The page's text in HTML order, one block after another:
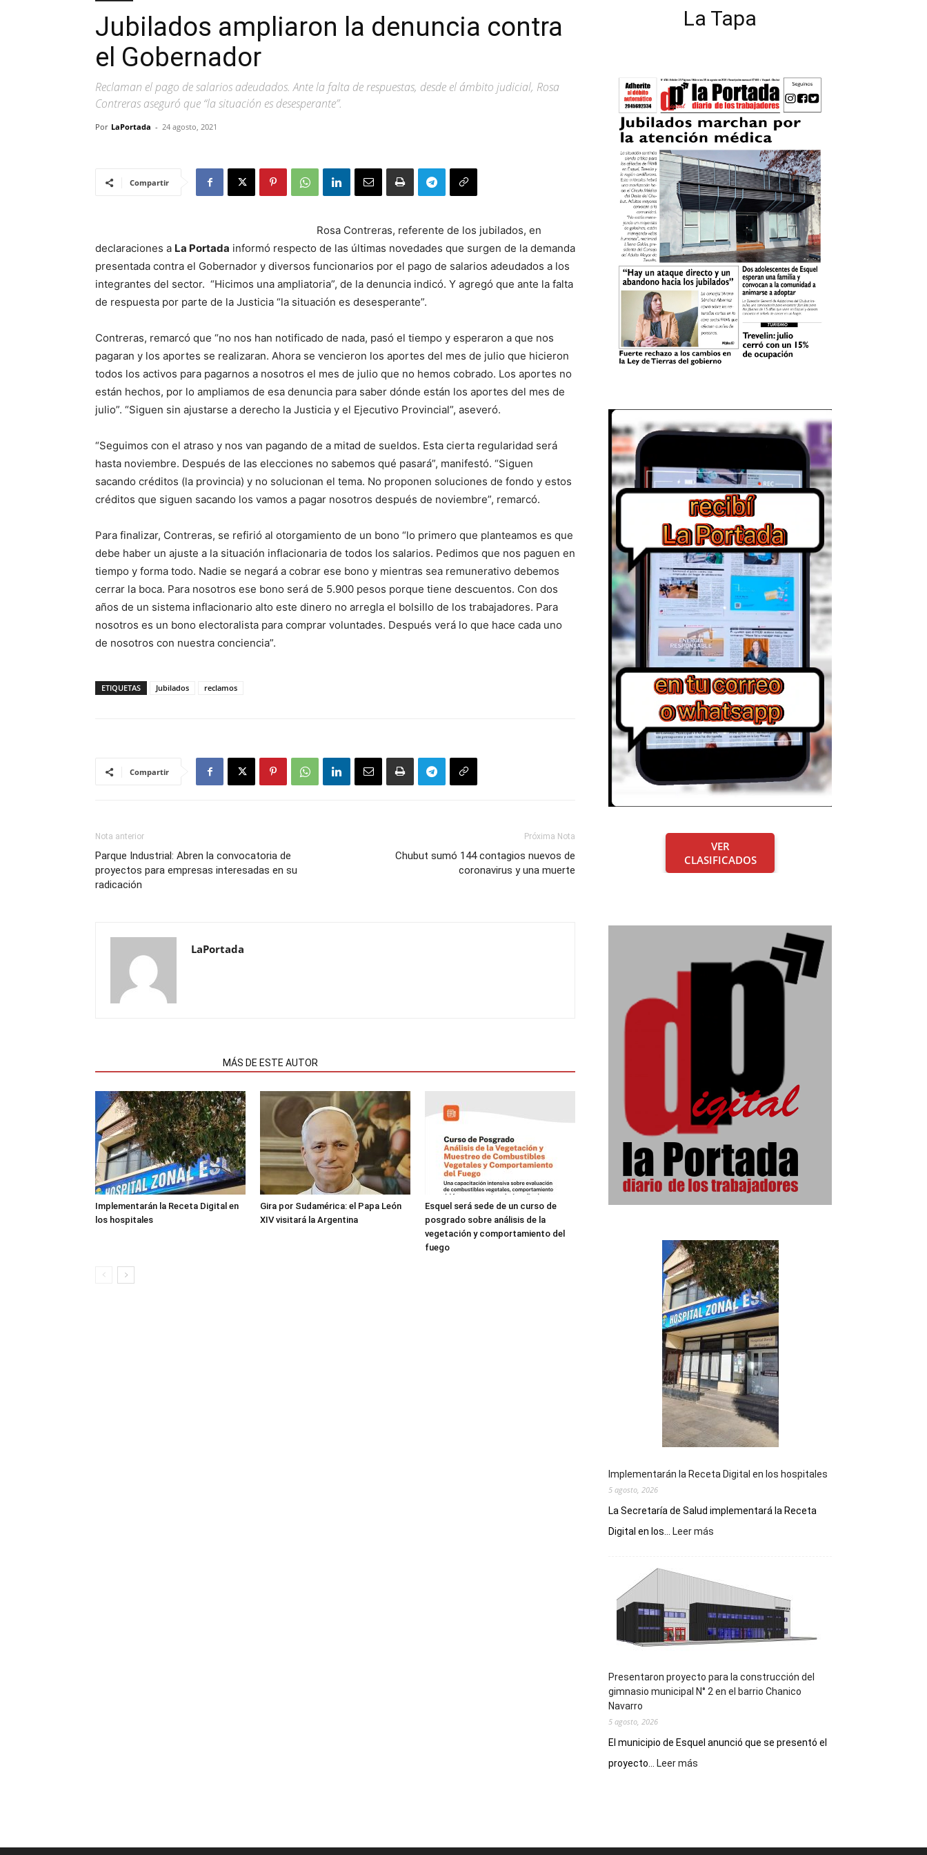
Jubilados ampliaron la denuncia contra
el Gobernador
Reclaman el pago de salarios adeudados. Ante la falta de respuestas, desde el ámbito judicial, Rosa
Contreras aseguró que “la situación es desesperante”.
Por LaPortada - 24 agosto, 2021
Compartir
Rosa Contreras, referente de los jubilados, en
declaraciones a La Portada informó respecto de las últimas novedades que surgen de la demanda
presentada contra el Gobernador y diversos funcionarios por el pago de salarios adeudados a los
integrantes del sector. “Hicimos una ampliatoria”, de la denuncia indicó. Y agregó que ante la falta
de respuesta por parte de la Justicia “la situación es desesperante”.
Contreras, remarcó que “no nos han notificado de nada, pasó el tiempo y esperaron a que nos
pagaran y los aportes se realizaran. Ahora se vencieron los aportes del mes de julio que hicieron
todos los activos para pagarnos a nosotros el mes de julio que no hemos cobrado. Los aportes no
están hechos, por lo ampliamos de esa denuncia para saber dónde están los aportes del mes de
julio”. “Siguen sin ajustarse a derecho la Justicia y el Ejecutivo Provincial”, aseveró.
“Seguimos con el atraso y nos van pagando de a mitad de sueldos. Esta cierta regularidad será
hasta noviembre. Después de las elecciones no sabemos qué pasará”, manifestó. “Siguen
sacando créditos (la provincia) y no solucionan el tema. No proponen soluciones de fondo y estos
créditos que siguen sacando los vamos a pagar nosotros después de noviembre”, remarcó.
Para finalizar, Contreras, se refirió al otorgamiento de un bono “lo primero que planteamos es que
debe haber un ajuste a la situación inflacionaria de todos los salarios. Pedimos que nos paguen en
tiempo y forma todo. Nadie se negará a cobrar ese bono y mientras sea remunerativo debemos
cerrar la boca. Para nosotros ese bono será de 5.900 pesos porque tiene descuentos. Con dos
años de un sistema inflacionario alto este dinero no arregla el bolsillo de los trabajadores. Para
nosotros es un bono electoralista para comprar voluntades. Después verá lo que hace cada uno
de nosotros con nuestra conciencia”.
ETIQUETAS Jubilados reclamos
Compartir
Nota anterior
Parque Industrial: Abren la convocatoria de
proyectos para empresas interesadas en su
radicación
Próxima Nota
Chubut sumó 144 contagios nuevos de
coronavirus y una muerte
LaPortada
MÁS DE ESTE AUTOR
Implementarán la Receta Digital en
los hospitales
Gira por Sudamérica: el Papa León
XIV visitará la Argentina
Esquel será sede de un curso de
posgrado sobre análisis de la
vegetación y comportamiento del
fuego
La Tapa
VER
CLASIFICADOS
Implementarán la Receta Digital en los hospitales
5 agosto, 2026
La Secretaría de Salud implementará la Receta
Digital en los...
Leer más
Digital
en
los
hospitales
Presentaron proyecto para la construcción del
gimnasio municipal N° 2 en el barrio Chanico
Navarro
5 agosto, 2026
El municipio de Esquel anunció que se presentó el
proyecto...
Leer más
del